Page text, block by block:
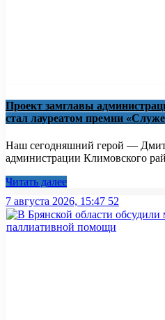
Проект замглавы
стал лауреатом премии
Наш сегодняшний герой —
администрации Климовского
Читать далее
7 августа 2026, 15:47 52